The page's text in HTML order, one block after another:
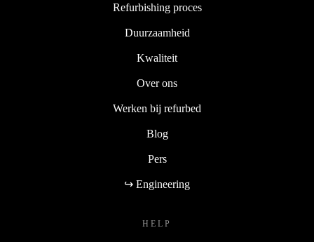
Refurbishing proces
Duurzaamheid
Kwaliteit
Over ons
Werken bij refurbed
Blog
Pers
↪ Engineering
HELP